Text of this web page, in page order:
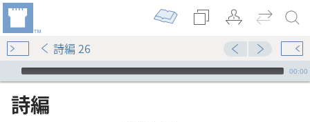
詩編 26
Audio Player
00:00
詩編